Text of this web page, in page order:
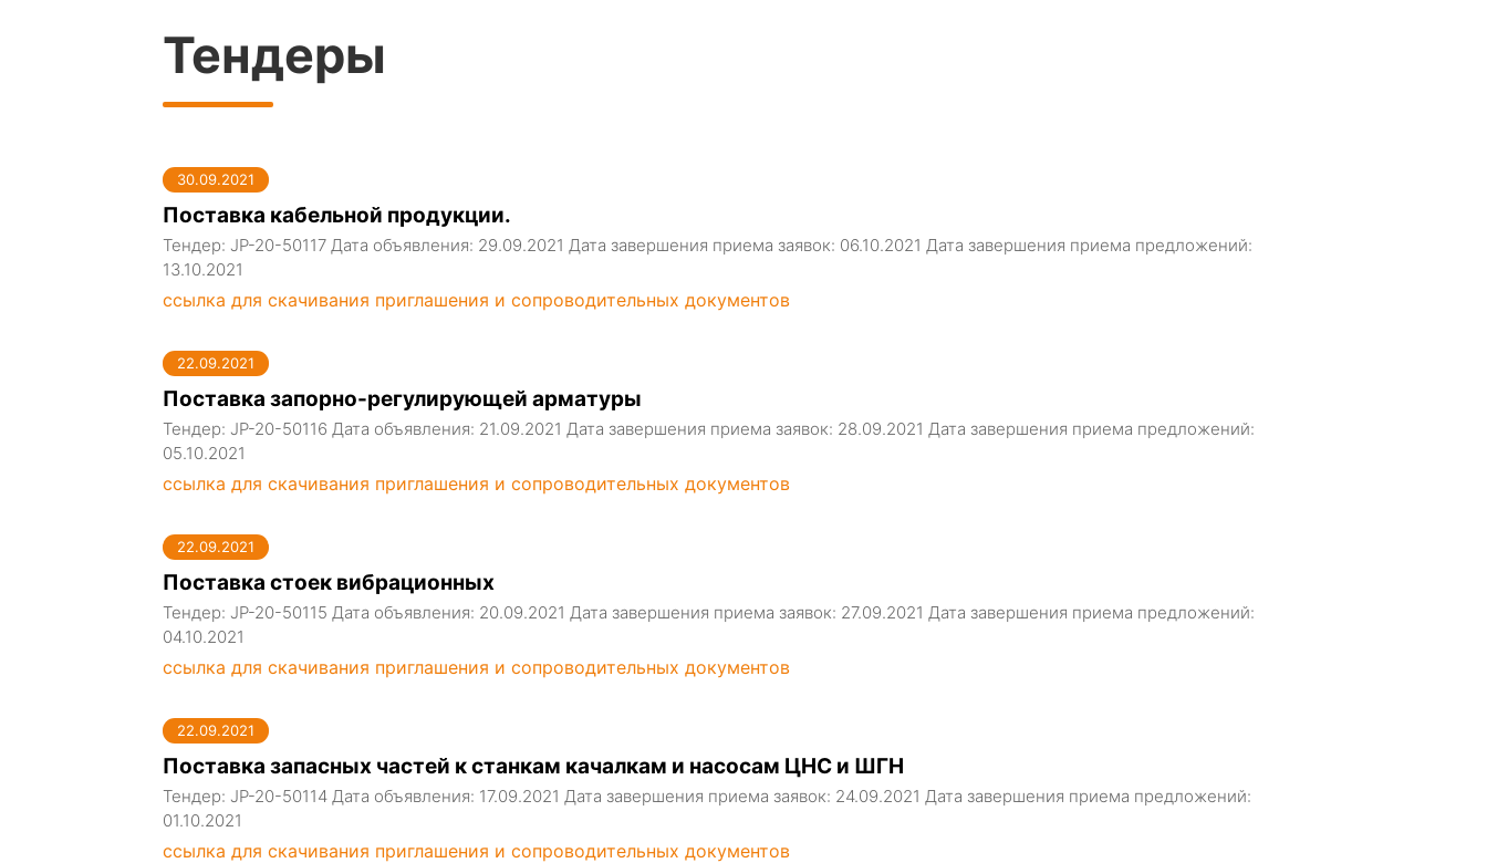
Тендеры
30.09.2021
Поставка кабельной продукции.
Тендер: JP-20-50117 Дата объявления: 29.09.2021 Дата завершения приема заявок: 06.10.2021 Дата завершения приема предложений:
13.10.2021
ссылка для скачивания приглашения и сопроводительных документов
22.09.2021
Поставка запорно-регулирующей арматуры
Тендер: JP-20-50116 Дата объявления: 21.09.2021 Дата завершения приема заявок: 28.09.2021 Дата завершения приема предложений:
05.10.2021
ссылка для скачивания приглашения и сопроводительных документов
22.09.2021
Поставка стоек вибрационных
Тендер: JP-20-50115 Дата объявления: 20.09.2021 Дата завершения приема заявок: 27.09.2021 Дата завершения приема предложений:
04.10.2021
ссылка для скачивания приглашения и сопроводительных документов
22.09.2021
Поставка запасных частей к станкам качалкам и насосам ЦНС и ШГН
Тендер: JP-20-50114 Дата объявления: 17.09.2021 Дата завершения приема заявок: 24.09.2021 Дата завершения приема предложений:
01.10.2021
ссылка для скачивания приглашения и сопроводительных документов